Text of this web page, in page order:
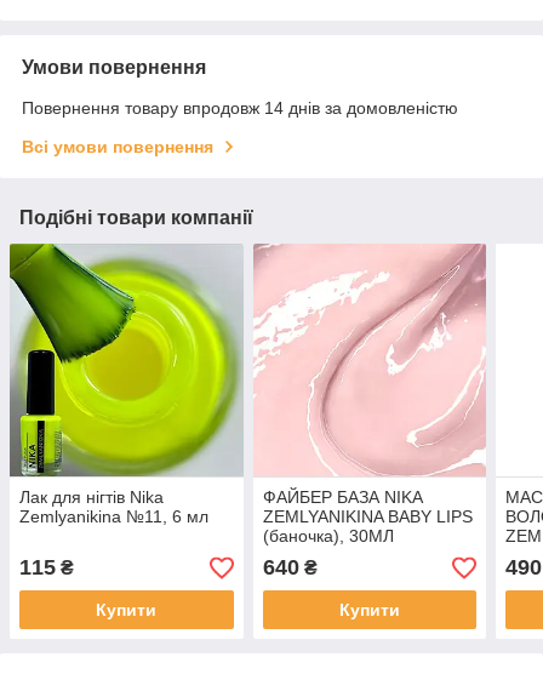
Умови повернення
Повернення товару впродовж 14 днів за домовленістю
Всі умови повернення
Подібні товари компанії
Лак для нігтів Nika
Zemlyanikina №11, 6 мл
115 ₴
Купити
ФАЙБЕР БАЗА NIKA
ZEMLYANIKINA BABY LIPS
(баночка), 30МЛ
640₴
Купити
490